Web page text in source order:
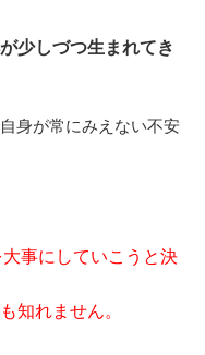
少しづつ生まれてき
身が常にみえない不安
大事にしていこうと決
知れません。